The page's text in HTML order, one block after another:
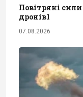
Повітряні сили
дронів1
07.08.2026